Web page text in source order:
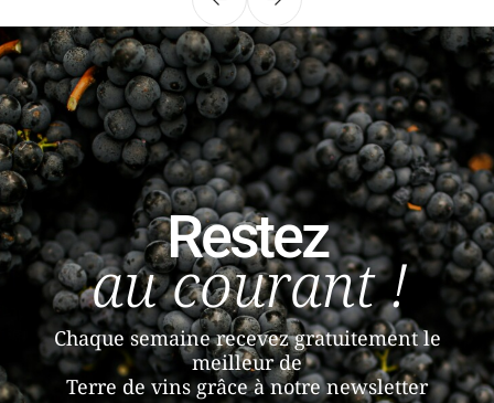
PrécédentSuivant
Restez
au courant !
Chaque semaine recevez gratuitement le
meilleur de
Terre de vins grâce à notre newsletter